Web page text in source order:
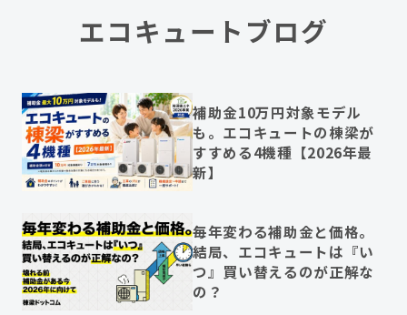
エコキュートブログ
補助金10万円対象モデル
も。エコキュートの棟梁が
すすめる4機種【2026年最
新】
毎年変わる補助金と価格。
結局、エコキュートは『い
つ』買い替えるのが正解な
の？